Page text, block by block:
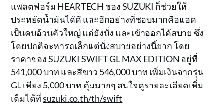
แพลตฟอร์ม HEARTECH ของ SUZUKI ก็ช่วยให้
ประหยัดน้ำมันได้ดี และอีกอย่างที่ชอบมากคือแอด
เป็นคนอ้วนตัวใหญ่ แต่ยังนั่ง และเข้าออกได้สบาย ซึ่ง
โดยปกติจะหารถเล็กแต่นั่งสบายอย่างนี้ยาก โดย
ราคาของ SUZUKI SWIFT GL MAX EDITION อยู่ที่
541,000 บาท และสีขาว 546,000 บาท เพิ่มเงินจากรุ่น
GL เพียง 5,000 บาท คุ้มมากๆ สนใจดูรายละเอียดเพิ่ม
เติมได้ที่suzuki.co.th/th/swift